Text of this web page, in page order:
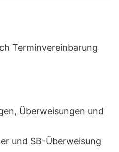
Terminvereinbarung
Überweisungen und
und SB-Überweisung